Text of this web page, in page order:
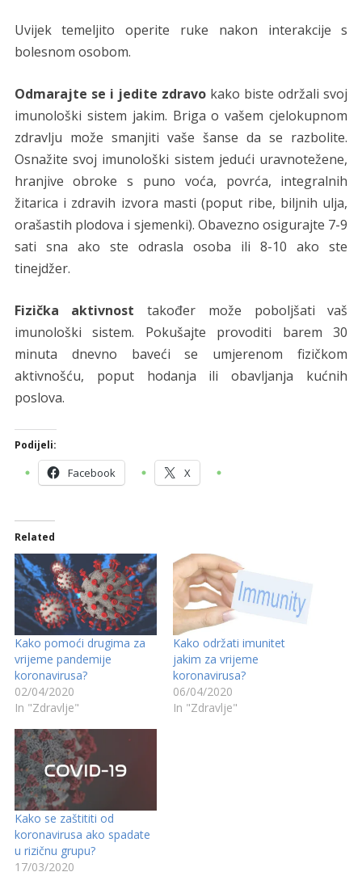
Uvijek temeljito operite ruke nakon interakcije s
bolesnom osobom.
Odmarajte se i jedite zdravo kako biste održali svoj
imunološki sistem jakim. Briga o vašem cjelokupnom
zdravlju može smanjiti vaše šanse da se razbolite.
Osnažite svoj imunološki sistem jedući uravnotežene,
hranjive obroke s puno voća, povrća, integralnih
žitarica i zdravih izvora masti (poput ribe, biljnih ulja,
orašastih plodova i sjemenki). Obavezno osigurajte 7-9
sati sna ako ste odrasla osoba ili 8-10 ako ste
tinejdžer.
Fizička aktivnost također može poboljšati vaš
imunološki sistem. Pokušajte provoditi barem 30
minuta dnevno baveći se umjerenom fizičkom
aktivnošću, poput hodanja ili obavljanja kućnih
poslova.
Podijeli:
Facebook X
Related
Kako pomoći drugima za
vrijeme pandemije
koronavirusa?
02/04/2020
In "Zdravlje"
Kako održati imunitet
jakim za vrijeme
koronavirusa?
06/04/2020
In "Zdravlje"
Kako se zaštititi od
koronavirusa ako spadate
u rizičnu grupu?
17/03/2020